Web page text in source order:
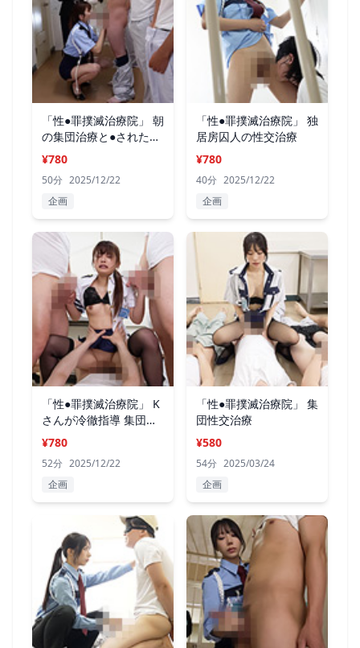
「性●罪撲滅治療院」 朝
の集団治療と●された記
録
¥780
50分 2025/12/22
企画
「性●罪撲滅治療院」 独
居房囚人の性交治療
¥780
40分 2025/12/22
企画
「性●罪撲滅治療院」 K
さんが冷徹指導 集団性
交治療
¥780
52分 2025/12/22
企画
「性●罪撲滅治療院」 集
団性交治療
¥580
54分 2025/03/24
企画